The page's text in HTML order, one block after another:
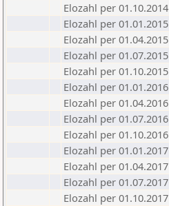
Elozahl per 01.10.2014
Elozahl per 01.01.2015
Elozahl per 01.04.2015
Elozahl per 01.07.2015
Elozahl per 01.10.2015
Elozahl per 01.01.2016
Elozahl per 01.04.2016
Elozahl per 01.07.2016
Elozahl per 01.10.2016
Elozahl per 01.01.2017
Elozahl per 01.04.2017
Elozahl per 01.07.2017
Elozahl per 01.10.2017